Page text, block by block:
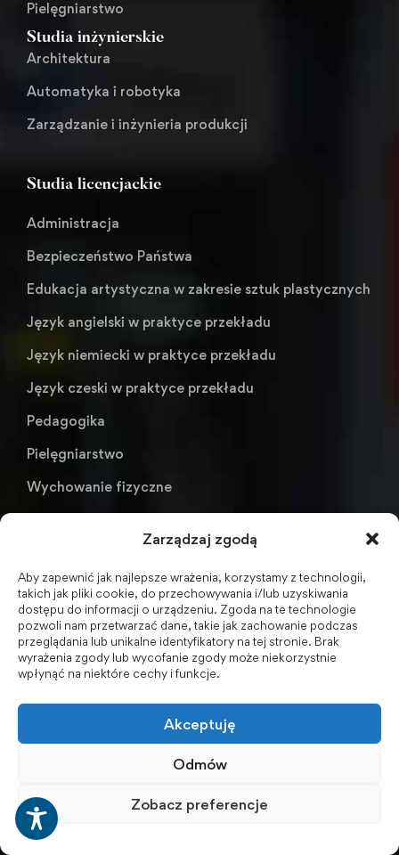
Zarządzaj zgodą
Aby zapewnić jak najlepsze wrażenia, korzystamy z technologii,
takich jak pliki cookie, do przechowywania i/lub uzyskiwania
dostępu do informacji o urządzeniu. Zgoda na te technologie
pozwoli nam przetwarzać dane, takie jak zachowanie podczas
przeglądania lub unikalne identyfikatory na tej stronie. Brak
wyrażenia zgody lub wycofanie zgody może niekorzystnie
wpłynąć na niektóre cechy i funkcje.
Akceptuję
Odmów
Zobacz preferencje
Pielęgniarstwo
Studia inżynierskie
Architektura
Automatyka i robotyka
Zarządzanie i inżynieria produkcji
Studia licencjackie
Administracja
Bezpieczeństwo Państwa
Edukacja artystyczna w zakresie sztuk plastycznych
Język angielski w praktyce przekładu
Język niemiecki w praktyce przekładu
Język czeski w praktyce przekładu
Pedagogika
Pielęgniarstwo
Wychowanie fizyczne
EStudent
Portal Pracownika
PIT11
Poczta pracownicy
Poczta pracownicy - wersja na telefon
Biblioteka